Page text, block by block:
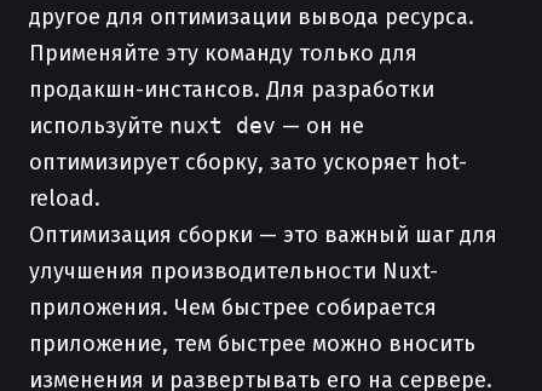
другое для оптимизации вывода ресурса.
Применяйте эту команду только для
продакшн-инстансов. Для разработки
используйте nuxt dev — он не
оптимизирует сборку, зато ускоряет hot-
reload.
Оптимизация сборки — это важный шаг для
улучшения производительности Nuxt-
приложения. Чем быстрее собирается
приложение, тем быстрее можно вносить
изменения и развертывать его на сервере.